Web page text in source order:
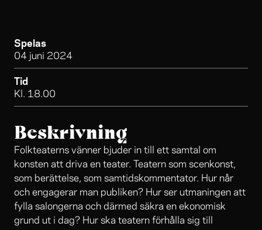
Spelas
04 juni 2024
Tid
Kl. 18.00
Beskrivning
Folkteaterns vänner bjuder in till ett samtal om
konsten att driva en teater. Teatern som scenkonst,
som berättelse, som samtidskommentator. Hur når
och engagerar man publiken? Hur ser utmaningen att
fylla salongerna och därmed säkra en ekonomisk
grund ut i dag? Hur ska teatern förhålla sig till